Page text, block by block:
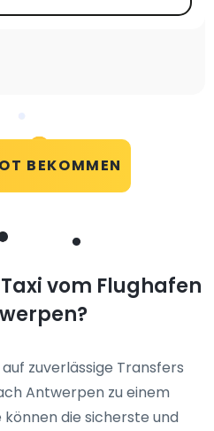
BEKOMMEN
vom Flughafen
zuverlässige Transfers
Antwerpen zu einem
können die sicherste und